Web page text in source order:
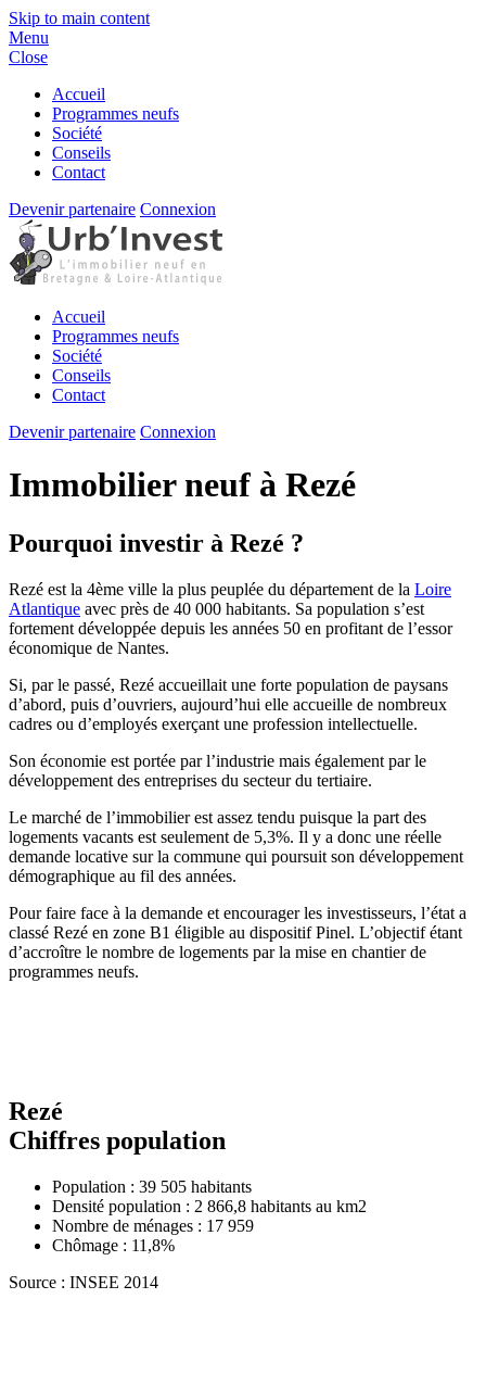
Skip to main content
Menu
Close
Accueil
Programmes neufs
Société
Conseils
Contact
Devenir partenaire Connexion
Accueil
Programmes neufs
Société
Conseils
Contact
Devenir partenaire Connexion
Immobilier neuf à Rezé
Pourquoi investir à Rezé ?
Rezé est la 4ème ville la plus peuplée du département de la Loire
Atlantique avec près de 40 000 habitants. Sa population s’est
fortement développée depuis les années 50 en profitant de l’essor
économique de Nantes.
Si, par le passé, Rezé accueillait une forte population de paysans
d’abord, puis d’ouvriers, aujourd’hui elle accueille de nombreux
cadres ou d’employés exerçant une profession intellectuelle.
Son économie est portée par l’industrie mais également par le
développement des entreprises du secteur du tertiaire.
Le marché de l’immobilier est assez tendu puisque la part des
logements vacants est seulement de 5,3%. Il y a donc une réelle
demande locative sur la commune qui poursuit son développement
démographique au fil des années.
Pour faire face à la demande et encourager les investisseurs, l’état a
classé Rezé en zone B1 éligible au dispositif Pinel. L’objectif étant
d’accroître le nombre de logements par la mise en chantier de
programmes neufs.
Rezé
Chiffres population
Population : 39 505 habitants
Densité population : 2 866,8 habitants au km2
Nombre de ménages : 17 959
Chômage : 11,8%
Source : INSEE 2014